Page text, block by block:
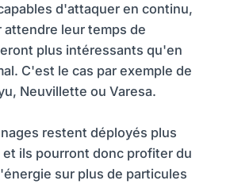
d'attaquer en continu,
attendre leur temps de
plus intéressants qu'en
C'est le cas par exemple de
Neuvillette ou Varesa.
restent déployés plus
ils pourront donc profiter du
sur plus de particules